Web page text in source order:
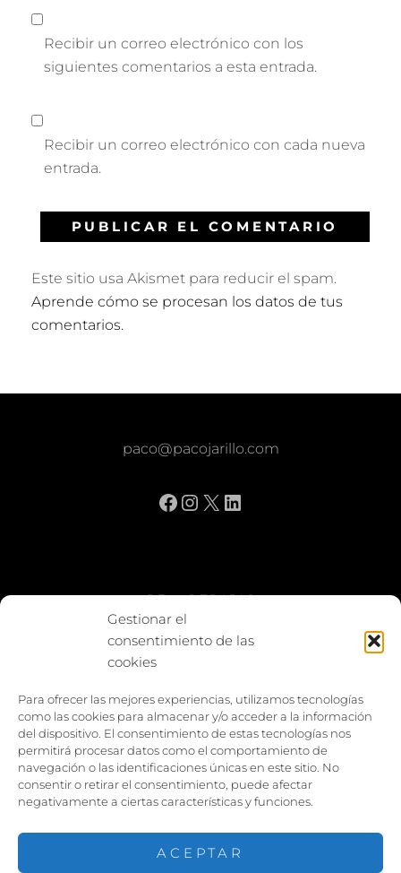
Gestionar el
consentimiento de las
cookies
Para ofrecer las mejores experiencias, utilizamos tecnologías
como las cookies para almacenar y/o acceder a la información
del dispositivo. El consentimiento de estas tecnologías nos
permitirá procesar datos como el comportamiento de
navegación o las identificaciones únicas en este sitio. No
consentir o retirar el consentimiento, puede afectar
negativamente a ciertas características y funciones.
ACEPTAR
Recibir un correo electrónico con los
siguientes comentarios a esta entrada.
Recibir un correo electrónico con cada nueva
entrada.
Este sitio usa Akismet para reducir el spam.
Aprende cómo se procesan los datos de tus
comentarios.
paco@pacojarillo.com
Facebook
Instagram
X LinkedIn
BE vs REBAJAS
Entes
Capturar y compartir
Vía larga